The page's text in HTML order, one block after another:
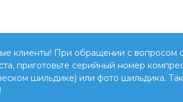
клиенты! При обращении с вопросом
приготовьте серийный номер
шильдике) или фото шильдика.